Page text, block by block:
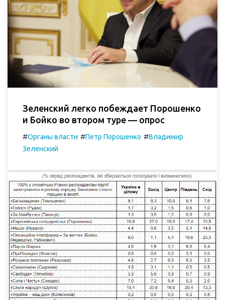
Зеленский легко побеждает Порошенко
и Бойко во втором туре — опрос
#Органы власти #Петр Порошенко #Владимир
Зеленский